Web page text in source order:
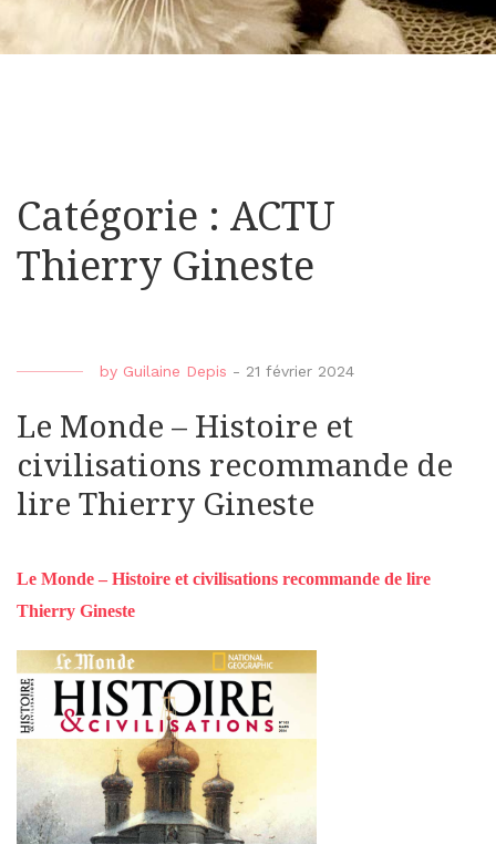
Catégorie : ACTU
Thierry Gineste
by Guilaine Depis - 21 février 2024
Le Monde – Histoire et
civilisations recommande de
lire Thierry Gineste
Le Monde – Histoire et civilisations recommande de lire
Thierry Gineste